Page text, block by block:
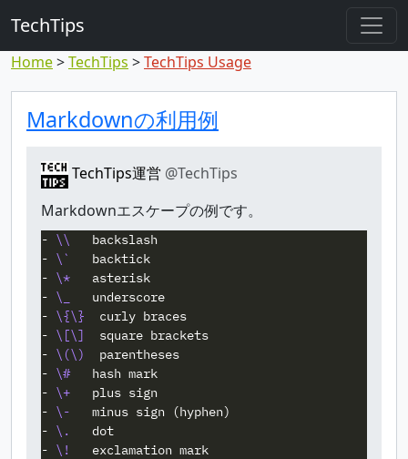
TechTips
Home TechTips TechTips Usage
対象のコメント
トピックと対象コメント
Markdownの利用例
TechTips運営 @TechTips
Markdownエスケープの例です。
- \\
- \`
- \*
- \_
- \{\}
- \[\]
- \(\)
- \#
- \+
- \-
- \.
- \!